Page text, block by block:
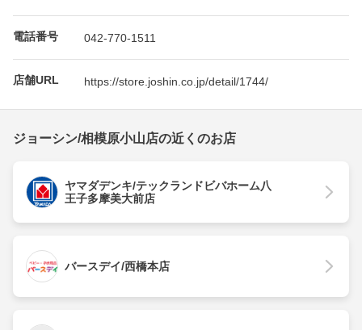
電話番号 042-770-1511
店舗URL https://store.joshin.co.jp/detail/1744/
ジョーシン/相模原小山店の近くのお店
ヤマダデンキ/テックランドビバホーム八
王子多摩美大前店
バースデイ/西橋本店